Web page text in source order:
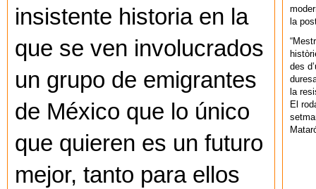
insistente historia en la
que se ven involucrados
un grupo de emigrantes
de México que lo único
que quieren es un futuro
mejor, tanto para ellos
la
des
la
El